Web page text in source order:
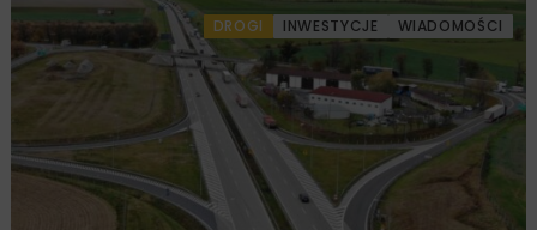
DROGI INWESTYCJE WIADOMOŚCI